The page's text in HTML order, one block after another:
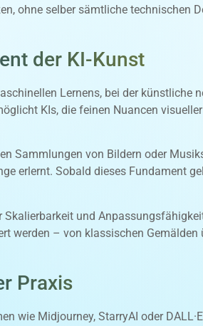
ohne selber sämtliche technischen
der KI-Kunst
Lernens, bei der künstliche
KIs, die feinen Nuancen
Sammlungen von Bildern oder
erlernt. Sobald dieses Fundament
und
werden – von klassischen
Praxis
wie Midjourney, StarryAI oder